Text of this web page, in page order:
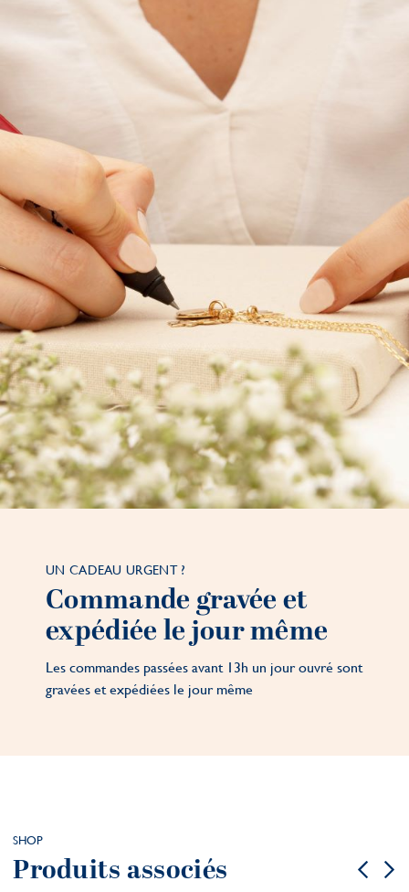
UN CADEAU URGENT ?
Commande gravée et
expédiée le jour même
Les commandes passées avant 13h un jour ouvré sont
gravées et expédiées le jour même
SHOP
Produits associés